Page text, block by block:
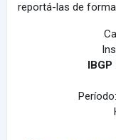
reportá-las de